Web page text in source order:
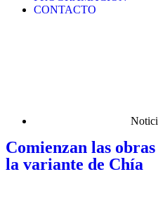
CONTACTO
Comienzan las
la variante de Chía